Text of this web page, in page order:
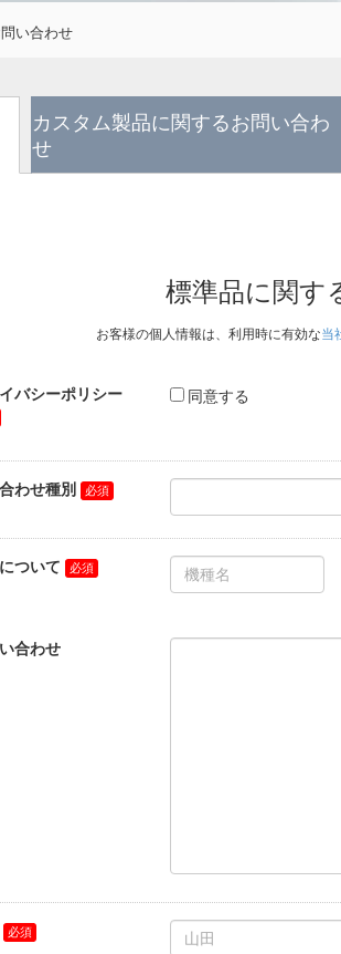
い合わせ
カスタム製品に関するお問い合わ
せ